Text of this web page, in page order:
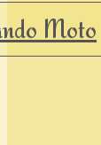
Moto